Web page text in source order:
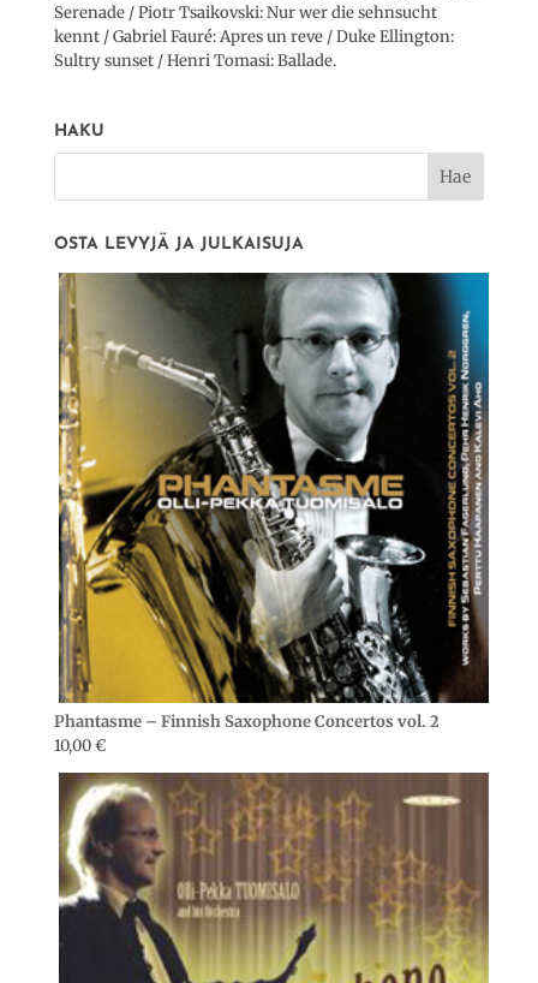
Serenade / Piotr Tsaikovski: Nur wer die sehnsucht
kennt / Gabriel Fauré: Apres un reve / Duke Ellington:
Sultry sunset / Henri Tomasi: Ballade.
HAKU
OSTA LEVYJÄ JA JULKAISUJA
Phantasme – Finnish Saxophone Concertos vol. 2
10,00€